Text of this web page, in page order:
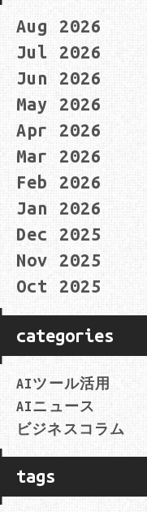
Aug 2026
Jul 2026
Jun 2026
May 2026
Apr 2026
Mar 2026
Feb 2026
Jan 2026
Dec 2025
Nov 2025
Oct 2025
categories
AIツール活用
AIニュース
ビジネスコラム
tags